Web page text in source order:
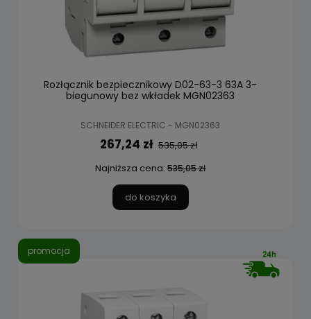
Rozłącznik bezpiecznikowy D02-63-3 63A 3-
biegunowy bez wkładek MGN02363
SCHNEIDER ELECTRIC - MGN02363
267,24 zł 535,05 zł
Najniższa cena: 535,05 zł
do koszyka
promocja